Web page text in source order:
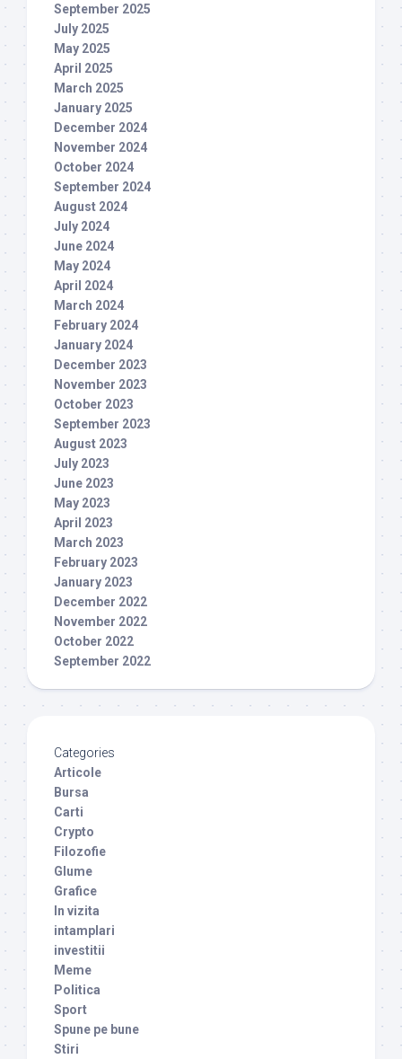
September 2025
July 2025
May 2025
April 2025
March 2025
January 2025
December 2024
November 2024
October 2024
September 2024
August 2024
July 2024
June 2024
May 2024
April 2024
March 2024
February 2024
January 2024
December 2023
November 2023
October 2023
September 2023
August 2023
July 2023
June 2023
May 2023
April 2023
March 2023
February 2023
January 2023
December 2022
November 2022
October 2022
September 2022
Categories
Articole
Bursa
Carti
Crypto
Filozofie
Glume
Grafice
In vizita
intamplari
investitii
Meme
Politica
Sport
Spune pe bune
Stiri